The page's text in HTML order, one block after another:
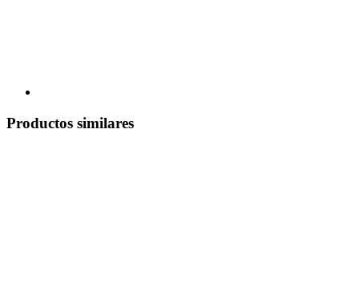
Productos similares